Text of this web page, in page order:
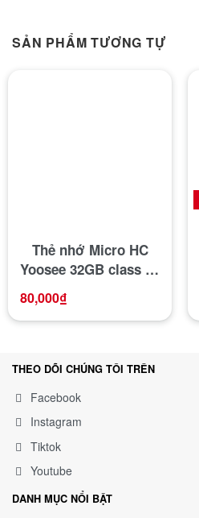
SẢN PHẨM TƯƠNG TỰ
Thẻ nhớ Micro HC
Yoosee 32GB class 10
dùng cho camera
điện thoại
80,000₫
THEO DÕI CHÚNG TÔI TRÊN
Facebook
Instagram
Tiktok
Youtube
DANH MỤC NỔI BẬT